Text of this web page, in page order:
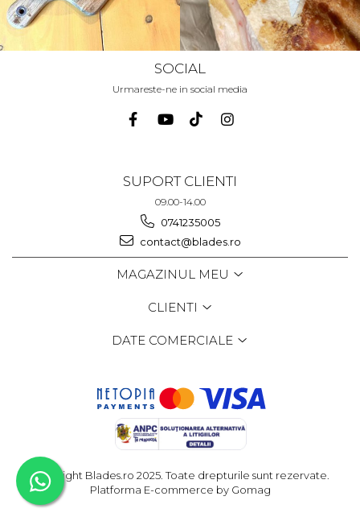
SOCIAL
Urmareste-ne in social media
SUPORT CLIENTI
09.00-14.00
0741235005
contact@blades.ro
MAGAZINUL MEU
CLIENTI
DATE COMERCIALE
Copyright Blades.ro 2025. Toate drepturile sunt rezervate.
Platforma E-commerce by Gomag